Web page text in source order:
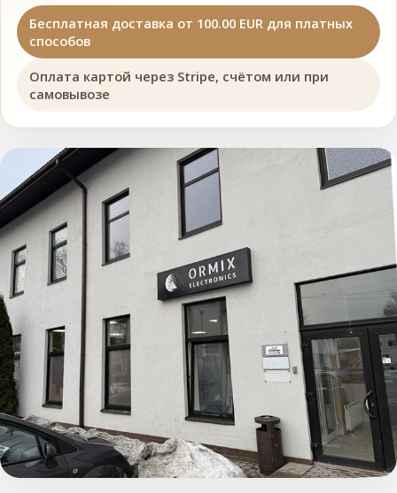
Бесплатная доставка от 100.00 EUR для платных
способов
Оплата картой через Stripe, счётом или при
самовывозе